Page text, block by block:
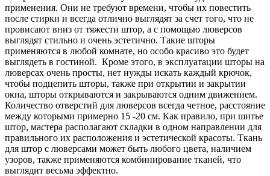
применения. Они не требуют времени, чтобы их повестить
после стирки и всегда отлично выглядят за счет того, что не
провисают вниз от тяжести штор, а с помощью люверсов
выглядят стильно и очень эстетично. Такие шторы
применяются в любой комнате, но особо красиво это будет
выглядеть в гостиной. Кроме этого, в эксплуатации шторы на
люверсах очень просты, нет нужды искать каждый крючок,
чтобы подцепить шторы, также при открытии и закрытии
окна, шторы открываются и закрываются одним движением.
Количество отверстий для люверсов всегда четное, расстояние
между которыми примерно 15 -20 см. Как правило, при шитье
штор, мастера располагают складки в одном направлении для
правильного их расположения и эстетической красоты. Ткань
для штор с люверсами может быть любого цвета, наличием
узоров, также применяются комбинирование тканей, что
выглядит весьма эффектно.